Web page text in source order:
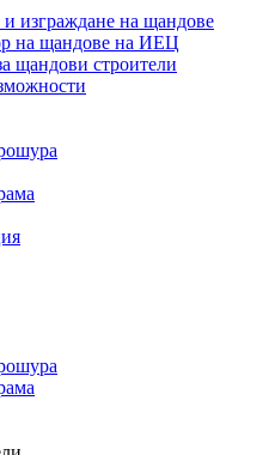
изграждане на щандове
на щандове на ИЕЦ
щандови строители